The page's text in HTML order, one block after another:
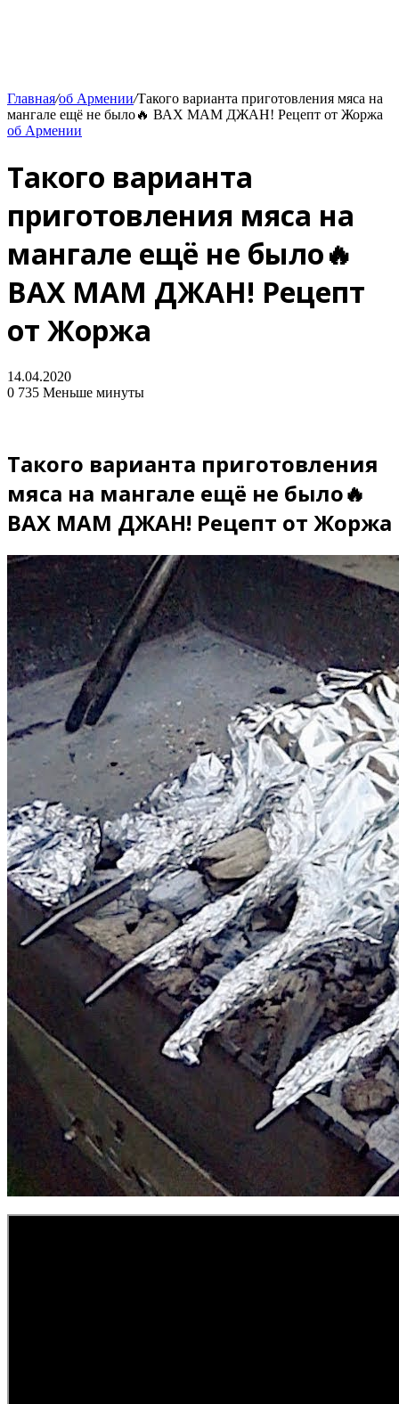
Главная/об Армении/Такого варианта приготовления мяса на
мангале ещё не было🔥 ВАХ МАМ ДЖАН! Рецепт от Жоржа
об Армении
Такого варианта
приготовления мяса на
мангале ещё не было🔥
ВАХ МАМ ДЖАН! Рецепт
от Жоржа
14.04.2020
0 735 Меньше минуты
Такого варианта приготовления
мяса на мангале ещё не было🔥
ВАХ МАМ ДЖАН! Рецепт от Жоржа